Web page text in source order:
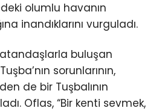
olumlu havanın
inandıklarını vurguladı.
buluşan
sorunlarının,
de bir Tuşbalının
Oflas, “Bir kenti sevmek,